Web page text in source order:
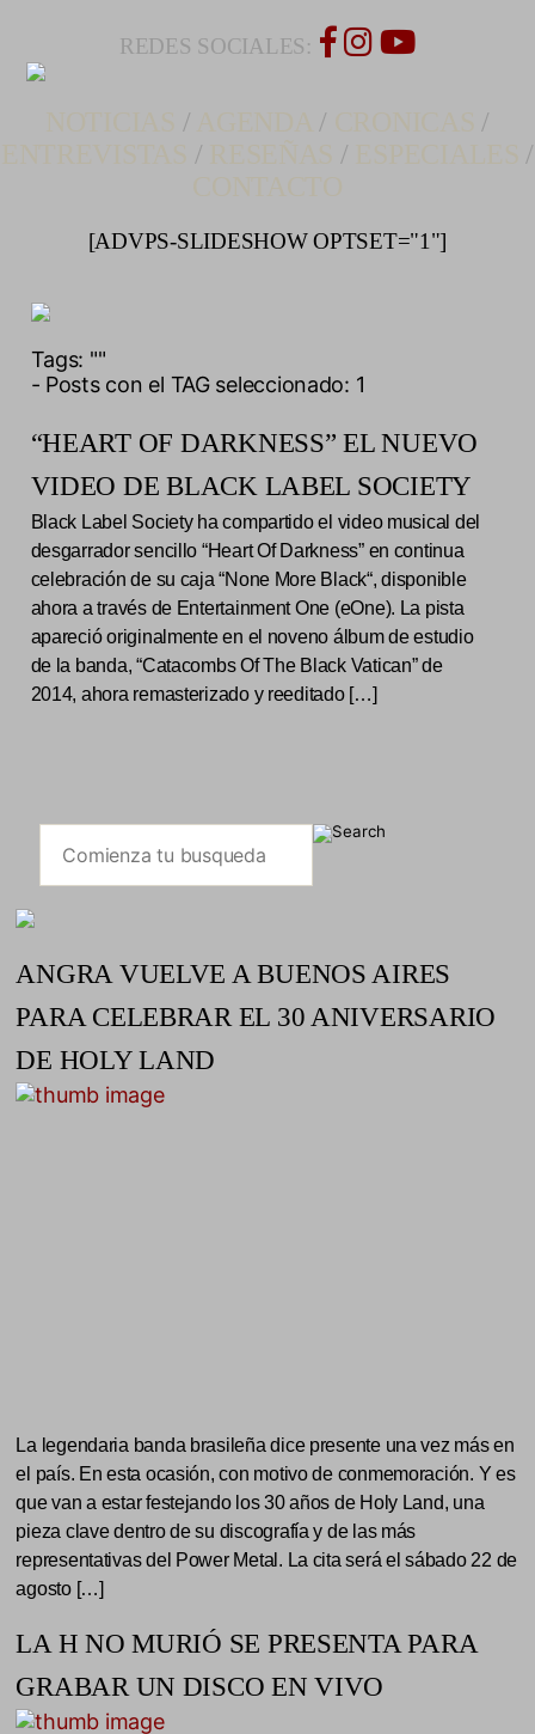
REDES SOCIALES:
/ /
/
/ /
/
[ADVPS-SLIDESHOW OPTSET="1"]
Tags: ""
- Posts con el TAG seleccionado: 1
“HEART OF DARKNESS” EL NUEVO
VIDEO DE BLACK LABEL SOCIETY
Black Label Society ha compartido el video musical del
desgarrador sencillo “Heart Of Darkness” en continua
celebración de su caja “None More Black“, disponible
ahora a través de Entertainment One (eOne). La pista
apareció originalmente en el noveno álbum de estudio
de la banda, “Catacombs Of The Black Vatican” de
2014, ahora remasterizado y reeditado […]
ANGRA VUELVE A BUENOS AIRES
PARA CELEBRAR EL 30 ANIVERSARIO
DE HOLY LAND
La legendaria banda brasileña dice presente una vez más en
el país. En esta ocasión, con motivo de conmemoración. Y es
que van a estar festejando los 30 años de Holy Land, una
pieza clave dentro de su discografía y de las más
representativas del Power Metal. La cita será el sábado 22 de
agosto […]
LA H NO MURIÓ SE PRESENTA PARA
GRABAR UN DISCO EN VIVO